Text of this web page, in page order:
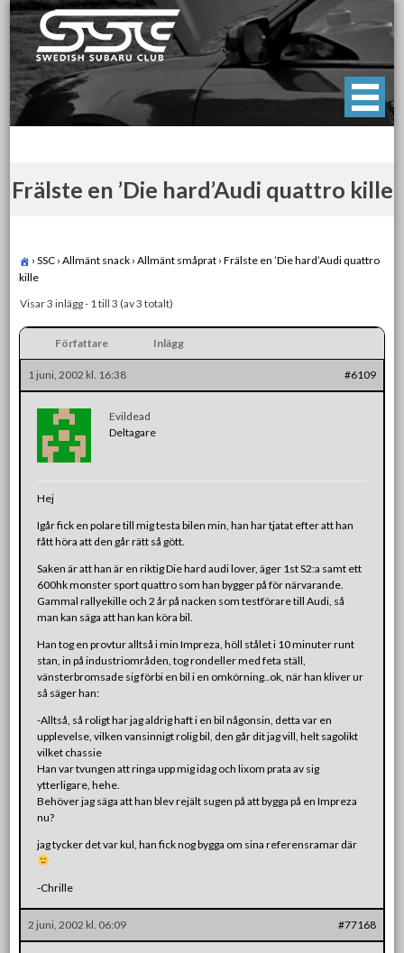
Skip
to
content
Swedish Subaru Club
För oss som älskar Subaru!
Frälste en ’Die hard’Audi quattro kille
› SSC › Allmänt snack › Allmänt småprat › Frälste en ’Die hard’Audi quattro
kille
Visar 3 inlägg - 1 till 3 (av 3 totalt)
Författare Inlägg
1 juni, 2002 kl. 16:38 #6109
Evildead
Deltagare
Hej
Igår fick en polare till mig testa bilen min, han har tjatat efter att han
fått höra att den går rätt så gött.
Saken är att han är en riktig Die hard audi lover, äger 1st S2:a samt ett
600hk monster sport quattro som han bygger på för närvarande.
Gammal rallyekille och 2 år på nacken som testförare till Audi, så
man kan säga att han kan köra bil.
Han tog en provtur alltså i min Impreza, höll stålet i 10 minuter runt
stan, in på industriområden, tog rondeller med feta ställ,
vänsterbromsade sig förbi en bil i en omkörning..ok, när han kliver ur
så säger han:
-Alltså, så roligt har jag aldrig haft i en bil någonsin, detta var en
upplevelse, vilken vansinnigt rolig bil, den går dit jag vill, helt sagolikt
vilket chassie
Han var tvungen att ringa upp mig idag och lixom prata av sig
ytterligare, hehe.
Behöver jag säga att han blev rejält sugen på att bygga på en Impreza
nu?
jag tycker det var kul, han fick nog bygga om sina referensramar där
-Chrille
2 juni, 2002 kl. 06:09 #77168